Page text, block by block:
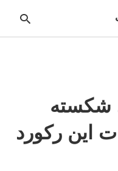
شکسته
این رکورد